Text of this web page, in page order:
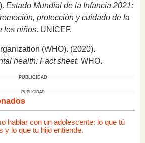
Estado Mundial de la Infancia 2021:
protección y cuidado de la
los niños. UNICEF.
(WHO). (2020).
health: Fact sheet. WHO.
PUBLICIDAD
PUBLICIDAD
hablar con un adolescente: lo que tú
y lo que tu hijo entiende.